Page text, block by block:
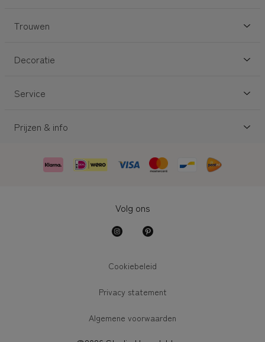
Trouwen
Decoratie
Service
Prijzen & info
Volg ons
Cookiebeleid
Privacy statement
Algemene voorwaarden